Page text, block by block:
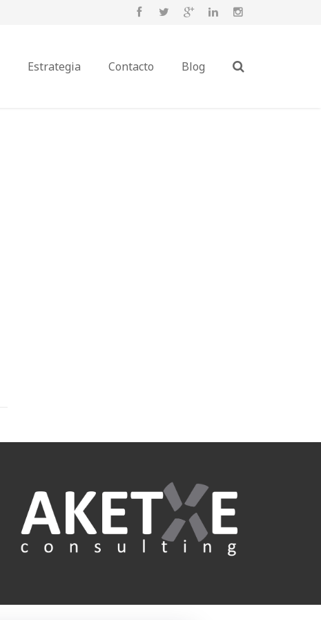
Estrategia Contacto Blog